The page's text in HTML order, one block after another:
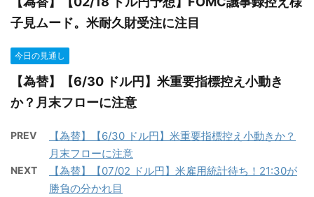
子見ムード。米耐久財受注に注目
今日の見通し
【為替】【6/30 ドル円】米重要指標控え小動き
か？月末フローに注意
PREV
【為替】【6/30 ドル円】米重要指標控え小動きか？
月末フローに注意
NEXT
【為替】【07/02 ドル円】米雇用統計待ち！21:30が
勝負の分かれ目